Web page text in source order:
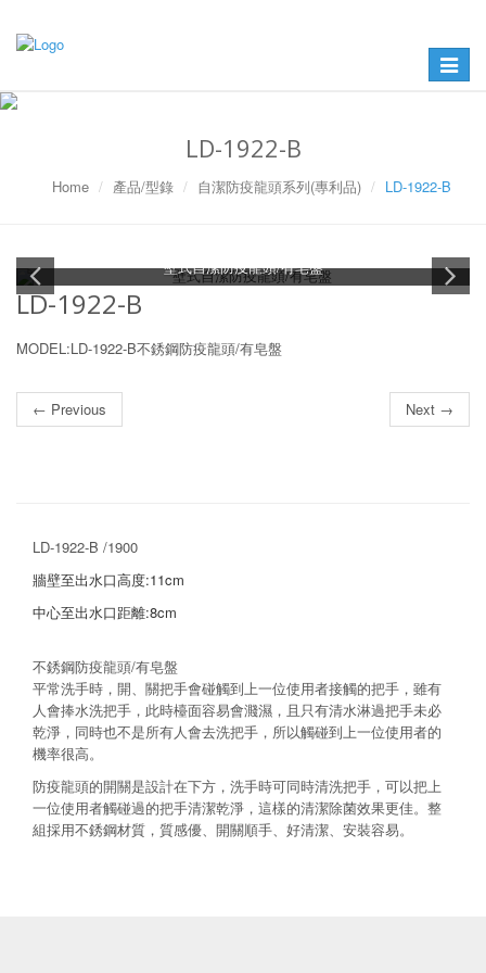
Toggle
LD-1922-B
Home 產品/型錄 自潔防疫龍頭系列(專利品) LD-1922-B
壁式自潔防疫龍頭/有皂盤
LD-1922-B
MODEL:LD-1922-B不銹鋼防疫龍頭/有皂盤
← Previous Next →
LD-1922-B /1900
牆壁至出水口高度:11cm
中心至出水口距離:8cm
不銹鋼防疫龍頭/有皂盤
平常洗手時，開、關把手會碰觸到上一位使用者接觸的把手，雖有
人會捧水洗把手，此時檯面容易會濺濕，且只有清水淋過把手未必
乾淨，同時也不是所有人會去洗把手，所以觸碰到上一位使用者的
機率很高。
防疫龍頭的開關是設計在下方，洗手時可同時清洗把手，可以把上
一位使用者觸碰過的把手清潔乾淨，這樣的清潔除菌效果更佳。整
組採用不銹鋼材質，質感優、開關順手、好清潔、安裝容易。